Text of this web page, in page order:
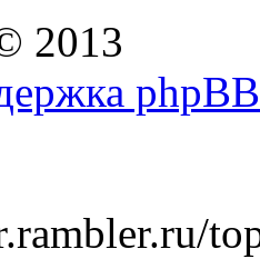
2013
phpBB